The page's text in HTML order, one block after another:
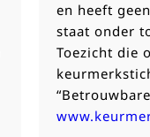
en heeft
staat onder
Toezicht die